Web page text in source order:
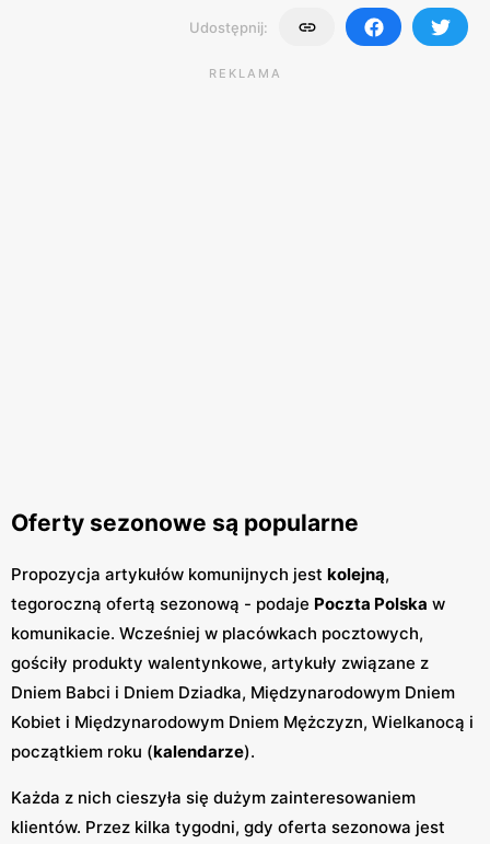
Udostępnij:
REKLAMA
Oferty sezonowe są popularne
Propozycja artykułów komunijnych jest kolejną,
tegoroczną ofertą sezonową - podaje Poczta Polska w
komunikacie. Wcześniej w placówkach pocztowych,
gościły produkty walentynkowe, artykuły związane z
Dniem Babci i Dniem Dziadka, Międzynarodowym Dniem
Kobiet i Międzynarodowym Dniem Mężczyzn, Wielkanocą i
początkiem roku (kalendarze).
Każda z nich cieszyła się dużym zainteresowaniem
klientów. Przez kilka tygodni, gdy oferta sezonowa jest